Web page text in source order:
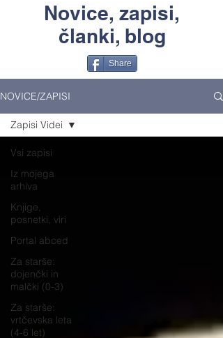
Novice, zapisi,
članki, blog
Share
NOVICE/ZAPISI
Vsi zapisi
Iz mojega
arhiva
Knjige,
posnetki, viri
Portal abced
Za starše:
dojenčki in
malčki (0-3)
Za starše:
vrtčevska leta
(4-6 let)
Zapisi Videi